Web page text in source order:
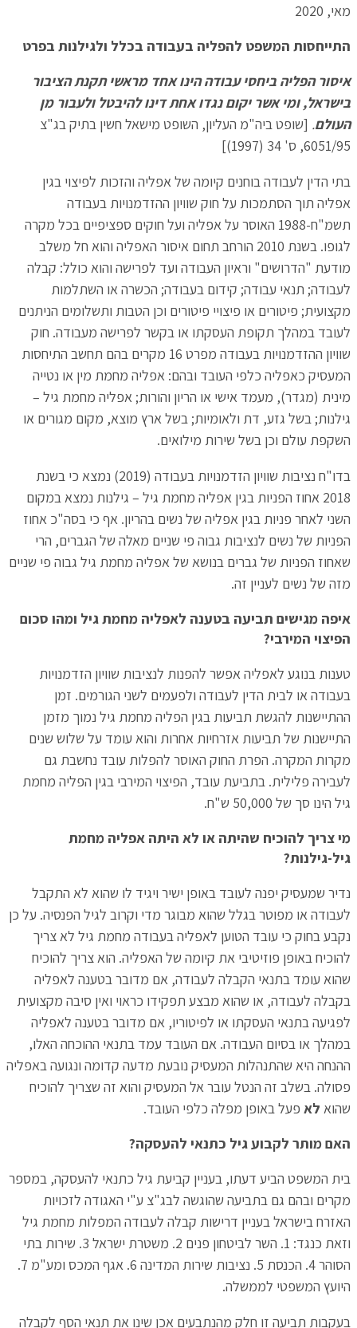
מאי, 2020
התייחסות המשפט להפליה בעבודה בכלל ולגילנות בפרט
איסור הפליה ביחסי עבודה הינו אחד מראשי תקנת הציבור
בישראל, ומי אשר יקום נגדו אחת דינו להיבטל ולעבור מן
העולם. [שופט ביה"מ העליון, השופט מישאל חשין בתיק בג"צ
6051/95, ס' 34 (1997)]
בתי הדין לעבודה בוחנים קיומה של אפליה והזכות לפיצוי בגין
אפליה תוך הסתמכות על חוק שוויון ההזדמנויות בעבודה
תשמ"ח-1988 האוסר על אפליה ועל חוקים ספציפיים בכל מקרה
לגופו. בשנת 2010 הורחב תחום איסור האפליה והוא חל משלב
מודעת "הדרושים" וראיון העבודה ועד לפרישה והוא כולל: קבלה
לעבודה; תנאי עבודה; קידום בעבודה; הכשרה או השתלמות
מקצועית; פיטורים או פיצויי פיטורים וכן הטבות ותשלומים הניתנים
לעובד במהלך תקופת העסקתו או בקשר לפרישה מעבודה. חוק
שוויון ההזדמנויות בעבודה מפרט 16 מקרים בהם תחשב התיחסות
המעסיק כאפליה כלפי העובד ובהם: אפליה מחמת מין או נטייה
מינית (מגדר), מעמד אישי או הריון והורות; אפליה מחמת גיל –
גילנות; בשל גזע, דת ולאומיות; בשל ארץ מוצא, מקום מגורים או
השקפת עולם וכן בשל שירות מילואים.
בדו"ח נציבות שוויון הזדמנויות בעבודה (2019) נמצא כי בשנת
2018 אחוז הפניות בגין אפליה מחמת גיל – גילנות נמצא במקום
השני לאחר פניות בגין אפליה של נשים בהריון. אף כי בסה"כ אחוז
הפניות של נשים לנציבות גבוה פי שניים מאלה של הגברים, הרי
שאחוז הפניות של גברים בנושא של אפליה מחמת גיל גבוה פי שניים
מזה של נשים לעניין זה.
איפה מגישים תביעה בטענה לאפליה מחמת גיל ומהו סכום
הפיצוי המירבי?
טענות בנוגע לאפליה אפשר להפנות לנציבות שוויון הזדמנויות
בעבודה או לבית הדין לעבודה ולפעמים לשני הגורמים. זמן
ההתיישנות להגשת תביעות בגין הפליה מחמת גיל נמוך מזמן
התיישנות של תביעות אזרחיות אחרות והוא עומד על שלוש שנים
מקרות המקרה. הפרת החוק האוסר להפלות עובד נחשבת גם
לעבירה פלילית. בתביעת עובד, הפיצוי המירבי בגין הפליה מחמת
גיל הינו סך של 50,000 ש"ח.
מי צריך להוכיח שהיתה או לא היתה אפליה מחמת
גיל-גילנות?
נדיר שמעסיק יפנה לעובד באופן ישיר ויגיד לו שהוא לא התקבל
לעבודה או מפוטר בגלל שהוא מבוגר מדי וקרוב לגיל הפנסיה. על כן
נקבע בחוק כי עובד הטוען לאפליה בעבודה מחמת גיל לא צריך
להוכיח באופן פוזיטיבי את קיומה של האפליה. הוא צריך להוכיח
שהוא עומד בתנאי הקבלה לעבודה, אם מדובר בטענה לאפליה
בקבלה לעבודה, או שהוא מבצע תפקידו כראוי ואין סיבה מקצועית
לפגיעה בתנאי העסקתו או לפיטוריו, אם מדובר בטענה לאפליה
במהלך או בסיום העבודה. אם העובד עמד בתנאי ההוכחה האלו,
ההנחה היא שהתנהלות המעסיק נובעת מדעה קדומה ונגועה באפליה
פסולה. בשלב זה הנטל עובר אל המעסיק והוא זה שצריך להוכיח
שהוא לא פעל באופן מפלה כלפי העובד.
האם מותר לקבוע גיל כתנאי להעסקה?
בית המשפט הביע דעתו, בעניין קביעת גיל כתנאי להעסקה, במספר
מקרים ובהם גם בתביעה שהוגשה לבג"צ ע"י האגודה לזכויות
האזרח בישראל בעניין דרישות קבלה לעבודה המפלות מחמת גיל
וזאת כנגד: 1. השר לביטחון פנים 2. משטרת ישראל 3. שירות בתי
הסוהר 4. הכנסת 5. נציבות שירות המדינה 6. אגף המכס ומע"מ 7.
היועץ המשפטי לממשלה.
בעקבות תביעה זו חלק מהנתבעים אכן שינו את תנאי הסף לקבלה